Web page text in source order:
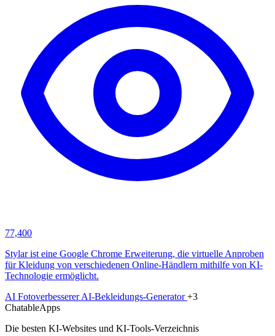
77,400
Stylar ist eine Google Chrome Erweiterung, die virtuelle Anproben
für Kleidung von verschiedenen Online-Händlern mithilfe von KI-
Technologie ermöglicht.
AI FotoverbessererAI-Bekleidungs-Generator+3
ChatableApps
Die besten KI-Websites und KI-Tools-Verzeichnis